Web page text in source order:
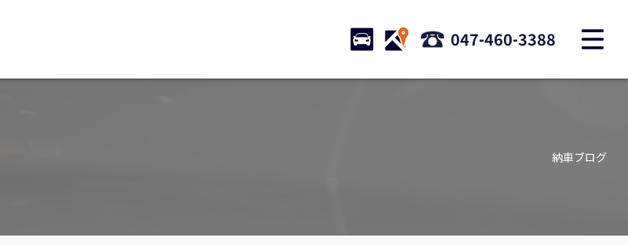
STOCK ACCESS 047-460-3388
納車ブログ